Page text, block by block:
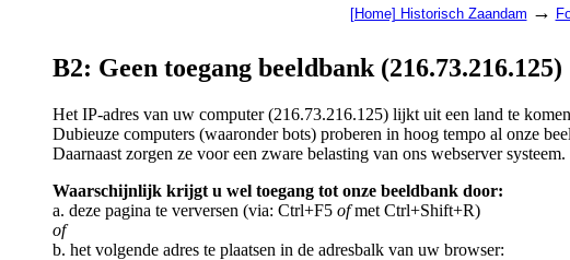
[Home] Historisch Zaandam →
B2: Geen toegang beeldbank
Het IP-adres van uw computer (216.73.216.125) lijkt uit een land te
Dubieuze computers (waaronder bots) proberen in hoog tempo al onze
Daarnaast zorgen ze voor een zware belasting van ons webserver systeem.
Waarschijnlijk krijgt u wel toegang tot onze beeldbank door:
a. deze pagina te verversen (via: Ctrl+F5 ofmet Ctrl+Shift+R)
of
b. het volgende adres te plaatsen in de adresbalk van uw browser: